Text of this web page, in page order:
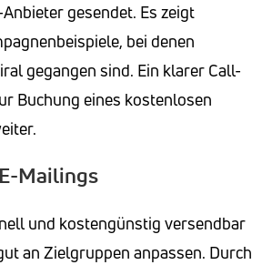
gesendet. Es zeigt
bei denen
gegangen sind. Ein klarer Call-
Buchung eines kostenlosen
Mailings
und kostengünstig versendbar
an Zielgruppen anpassen. Durch